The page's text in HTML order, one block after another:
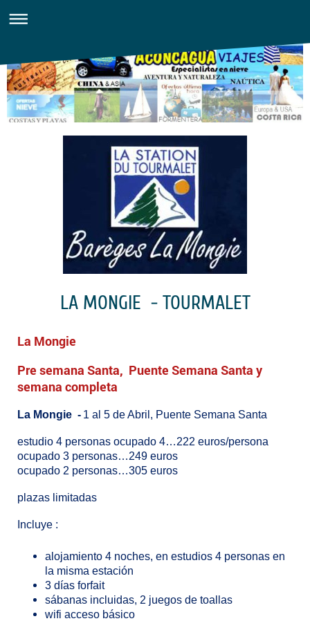
LA MONGIE - TOURMALET
La Mongie
Pre semana Santa, Puente Semana Santa y
semana completa
La Mongie - 1 al 5 de Abril, Puente Semana Santa
estudio 4 personas ocupado 4…222 euros/persona
ocupado 3 personas…249 euros
ocupado 2 personas…305 euros
plazas limitadas
Incluye :
alojamiento 4 noches, en estudios 4 personas en
la misma estación
3 días forfait
sábanas incluidas, 2 juegos de toallas
wifi acceso básico